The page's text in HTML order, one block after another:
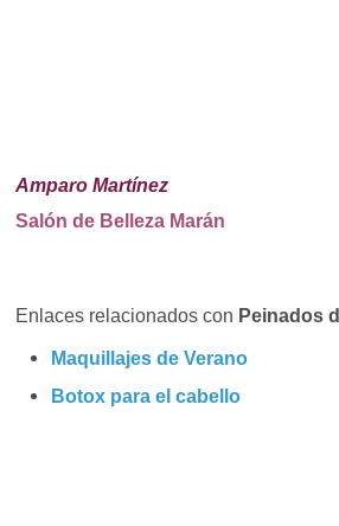
Amparo Martínez
Salón de Belleza Marán
Enlaces relacionados con Peinados
Maquillajes de Verano
Botox para el cabello